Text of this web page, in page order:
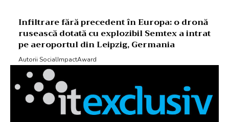
Infiltrare fără precedent în Europa: o dronă
rusească dotată cu explozibil Semtex a intrat
pe aeroportul din Leipzig, Germania
Autorii SocialImpactAward